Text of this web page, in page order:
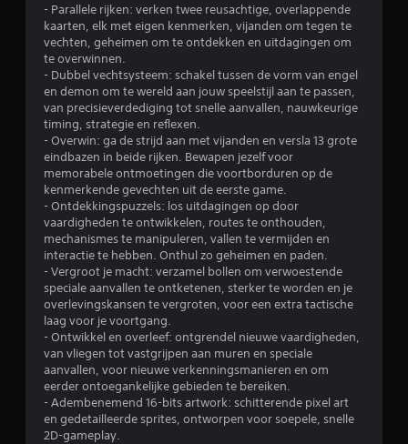
- Parallele rijken: verken twee reusachtige, overlappende
kaarten, elk met eigen kenmerken, vijanden om tegen te
vechten, geheimen om te ontdekken en uitdagingen om
te overwinnen.
- Dubbel vechtsysteem: schakel tussen de vorm van engel
en demon om te wereld aan jouw speelstijl aan te passen,
van precisieverdediging tot snelle aanvallen, nauwkeurige
timing, strategie en reflexen.
- Overwin: ga de strijd aan met vijanden en versla 13 grote
eindbazen in beide rijken. Bewapen jezelf voor
memorabele ontmoetingen die voortborduren op de
kenmerkende gevechten uit de eerste game.
- Ontdekkingspuzzels: los uitdagingen op door
vaardigheden te ontwikkelen, routes te onthouden,
mechanismes te manipuleren, vallen te vermijden en
interactie te hebben. Onthul zo geheimen en paden.
- Vergroot je macht: verzamel bollen om verwoestende
speciale aanvallen te ontketenen, sterker te worden en je
overlevingskansen te vergroten, voor een extra tactische
laag voor je voortgang.
- Ontwikkel en overleef: ontgrendel nieuwe vaardigheden,
van vliegen tot vastgrijpen aan muren en speciale
aanvallen, voor nieuwe verkenningsmanieren en om
eerder ontoegankelijke gebieden te bereiken.
- Adembenemend 16-bits artwork: schitterende pixel art
en gedetailleerde sprites, ontworpen voor soepele, snelle
2D-gameplay.